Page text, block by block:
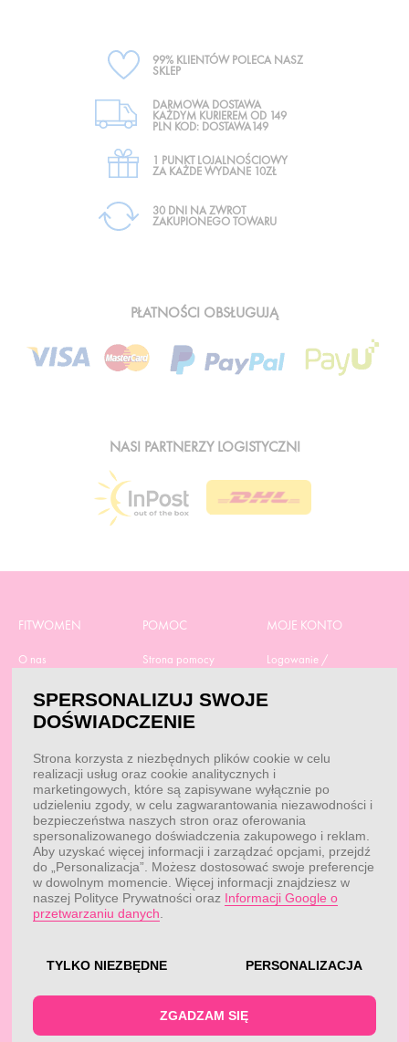
99% KLIENTÓW POLECA NASZ
SKLEP
DARMOWA DOSTAWA
KAŻDYM KURIEREM OD 149
PLN KOD: DOSTAWA149
1 PUNKT LOJALNOŚCIOWY
ZA KAŻDE WYDANE 10ZŁ
30 DNI NA ZWROT
ZAKUPIONEGO TOWARU
PŁATNOŚCI OBSŁUGUJĄ
NASI PARTNERZY LOGISTYCZNI
FITWOMEN
O nas
RODO
Obowiązek
Dane do przelewu
Przepisy
Blog
POMOC
Strona pomocy
Regulamin zakupów
Aktualne promocje
Odstąp od umowy tutaj
Dobór suplementacji
Kontakt
MOJE KONTO
Logowanie /
Moje zamówienia
KONTAKT
Obsługa klienta:
pon. - pt.: 7:00 - 18:00
Obsługa klienta:
reklamacje@fitwomen.pl
SPERSONALIZUJ SWOJE
DOŚWIADCZENIE
Strona korzysta z niezbędnych plików cookie w celu
realizacji usług oraz cookie analitycznych i
marketingowych, które są zapisywane wyłącznie po
udzieleniu zgody, w celu zagwarantowania niezawodności i
bezpieczeństwa naszych stron oraz oferowania
spersonalizowanego doświadczenia zakupowego i reklam.
Aby uzyskać więcej informacji i zarządzać opcjami, przejdź
do „Personalizacja”. Możesz dostosować swoje preferencje
w dowolnym momencie. Więcej informacji znajdziesz w
naszej Polityce Prywatności oraz Informacji Google o
przetwarzaniu danych
TYLKO NIEZBĘDNE PERSONALIZACJA
ZGADZAM SIĘ